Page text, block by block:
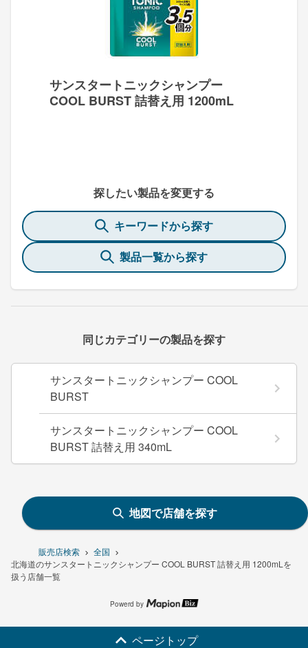
販売店検索
全国
北海道のサンスタートニックシャンプー COOL BURST 詰替え用 1200mLを
扱う店舗一覧
サンスタートニックシャンプー
COOL BURST 詰替え用 1200mL
探したい製品を変更する
キーワードから探す
製品一覧から探す
同じカテゴリーの製品を探す
サンスタートニックシャンプー COOL
BURST
サンスタートニックシャンプー COOL
BURST 詰替え用 340mL
地図で店舗を探す
Powerd by
ページトップ